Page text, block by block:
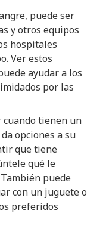
puede ser
y otros equipos
hospitales
Ver estos
ayudar a los
por las
cuando tienen un
opciones a su
que tiene
qué le
puede
con un juguete o
preferidos